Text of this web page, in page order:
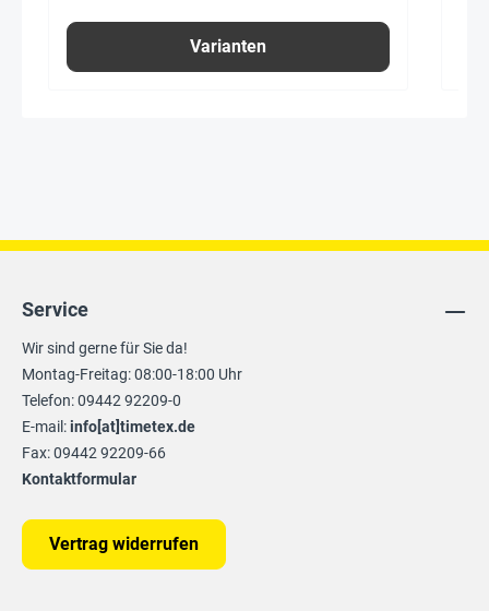
Varianten
Service
Wir sind gerne für Sie da!
Montag-Freitag: 08:00-18:00 Uhr
Telefon: 09442 92209-0
E-mail:info[at]timetex.de
Fax: 09442 92209-66
Kontaktformular
Vertrag widerrufen